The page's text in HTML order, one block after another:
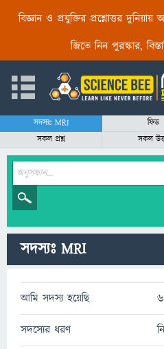
বিজ্ঞান ও প্রযুক্তির প্রশ্নোত্তর
জিতে নিন পুরস্কার,
সদস্যঃ MRI ফিড
সকল প্রশ্ন
সকল
সদস্যঃ MRI
আমি সদস্য হয়েছি
সদস্যের ধরণ